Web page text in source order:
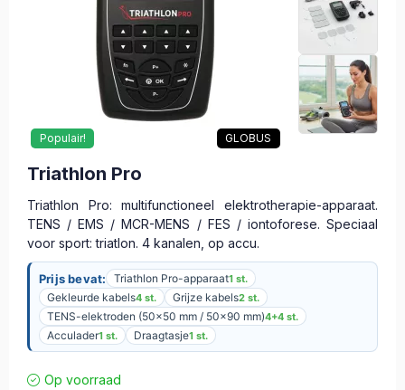
Populair! GLOBUS
Triathlon Pro
Triathlon Pro: multifunctioneel elektrotherapie-apparaat.
TENS / EMS / MCR-MENS / FES / iontoforese. Speciaal
voor sport: triatlon. 4 kanalen, op accu.
Prijs bevat: Triathlon Pro-apparaat1 st.
Gekleurde kabels4 st. Grijze kabels2 st.
TENS-elektroden (50x50 mm / 50x90 mm)4+4 st.
Acculader1 st. Draagtasje1 st.
Op voorraad